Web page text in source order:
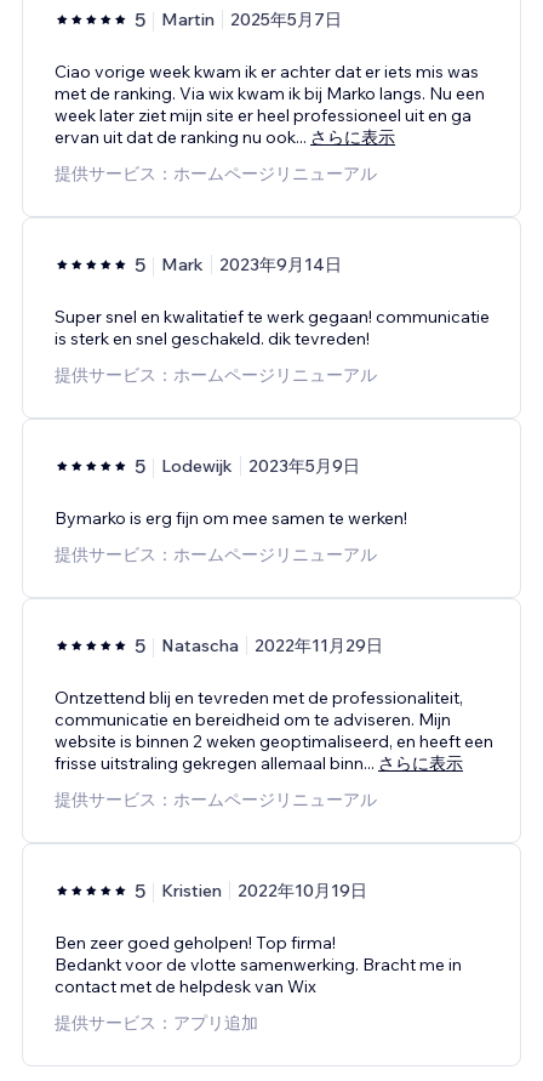
5 Martin 2025年5月7日
Ciao vorige week kwam ik er achter dat er iets mis was
met de ranking. Via wix kwam ik bij Marko langs. Nu een
week later ziet mijn site er heel professioneel uit en ga
ervan uit dat de ranking nu ook... さらに表示
提供サービス：ホームページリニューアル
5 Mark 2023年9月14日
Super snel en kwalitatief te werk gegaan! communicatie
is sterk en snel geschakeld. dik tevreden!
提供サービス：ホームページリニューアル
5 Lodewijk 2023年5月9日
Bymarko is erg fijn om mee samen te werken!
提供サービス：ホームページリニューアル
5 Natascha 2022年11月29日
Ontzettend blij en tevreden met de professionaliteit,
communicatie en bereidheid om te adviseren. Mijn
website is binnen 2 weken geoptimaliseerd, en heeft een
frisse uitstraling gekregen allemaal binn... さらに表示
提供サービス：ホームページリニューアル
5 Kristien 2022年10月19日
Ben zeer goed geholpen! Top firma!
Bedankt voor de vlotte samenwerking. Bracht me in
contact met de helpdesk van Wix
提供サービス：アプリ追加